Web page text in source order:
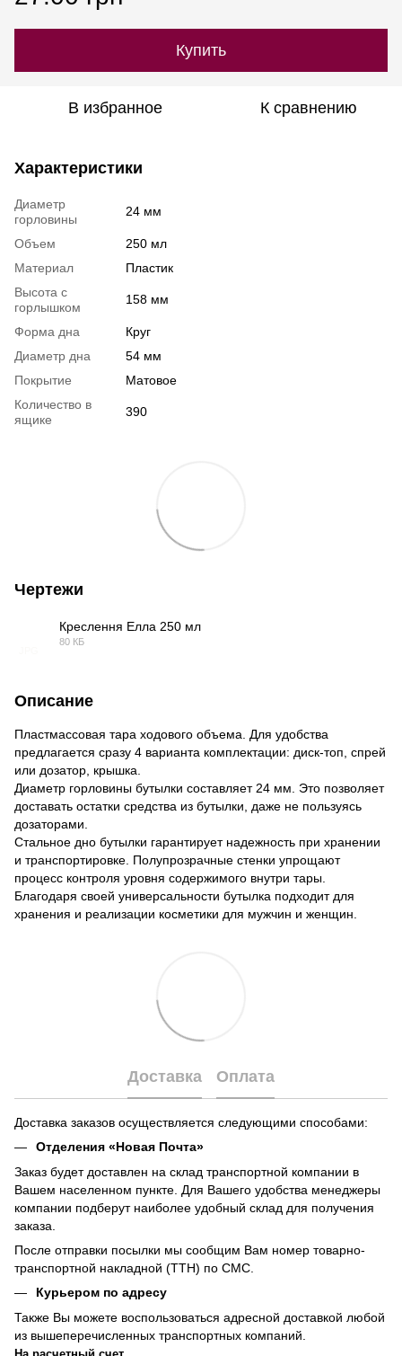
Купить
В избранное К сравнению
Характеристики
Диаметр
горловины
24 мм
Объем
250 мл
Материал
Пластик
Высота с
горлышком
158 мм
Форма дна
Круг
Диаметр дна
54 мм
Покрытие
Матовое
Количество в
ящике
390
Чертежи
Креслення Елла 250 мл
80 КБ
Описание
Пластмассовая тара ходового объема. Для удобства
предлагается сразу 4 варианта комплектации: диск-топ, спрей
или дозатор, крышка.
Диаметр горловины бутылки составляет 24 мм. Это позволяет
доставать остатки средства из бутылки, даже не пользуясь
дозаторами.
Стальное дно бутылки гарантирует надежность при хранении
и транспортировке. Полупрозрачные стенки упрощают
процесс контроля уровня содержимого внутри тары.
Благодаря своей универсальности бутылка подходит для
хранения и реализации косметики для мужчин и женщин.
Доставка Оплата
Доставка заказов осуществляется следующими способами:
Отделения «Новая Почта»
Заказ будет доставлен на склад транспортной компании в
Вашем населенном пункте. Для Вашего удобства менеджеры
компании подберут наиболее удобный склад для получения
заказа.
После отправки посылки мы сообщим Вам номер товарно-
транспортной накладной (ТТН) по СМС.
Курьером по адресу
Также Вы можете воспользоваться адресной доставкой любой
из вышеперечисленных транспортных компаний.